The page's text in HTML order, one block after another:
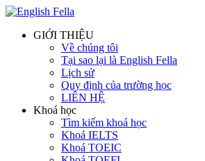
GIỚI THIỆU
Về chúng tôi
Tại sao lại là English Fella
Lịch sử
Quy định của trường học
LIÊN HỆ
Khoá học
Tìm kiếm khoá học
Khoá IELTS
Khoá TOEIC